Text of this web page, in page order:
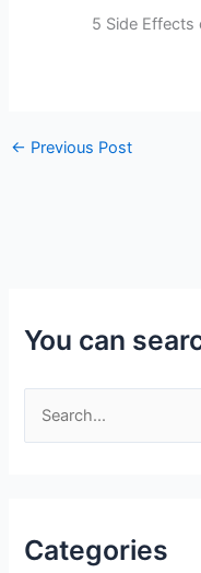
5 Side Effects
← Previous Post
You can
h
Categories